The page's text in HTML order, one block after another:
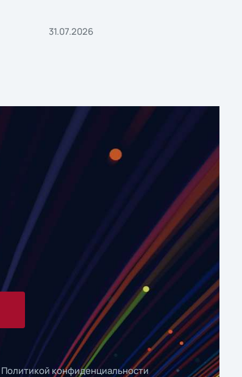
31.07.2026
Политикой конфиденциальности